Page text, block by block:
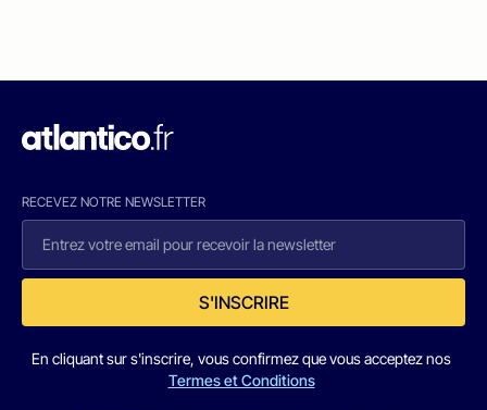
RECEVEZ NOTRE NEWSLETTER
S'INSCRIRE
En cliquant sur s'inscrire, vous confirmez que vous acceptez nos
Termes et Conditions